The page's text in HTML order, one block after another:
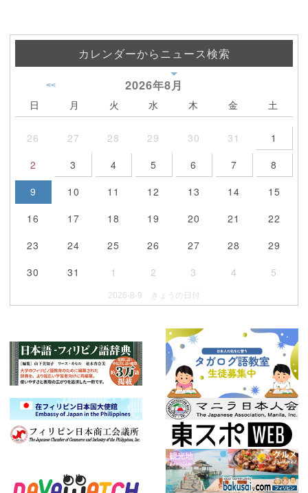
カレンダーからニュース検索
2026年8月
<<
日 月 火 水 木 金 土
26 27 28 29 30 31
1
2
3 4 5 6 7
8
9
10 11 12 13 14
15
16
17 18 19 20 21
22
23
24 25 26 27 28
29
30
31 1 2 3 4 5
2026-8-9 きょうの日付